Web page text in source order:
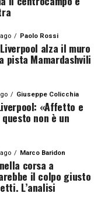
Paolo Rossi
alza il muro
pista Mamardashvili
Giuseppe Colicchia
«Affetto e
non è un
Marco Baridon
corsa a
il colpo giusto
L’analisi